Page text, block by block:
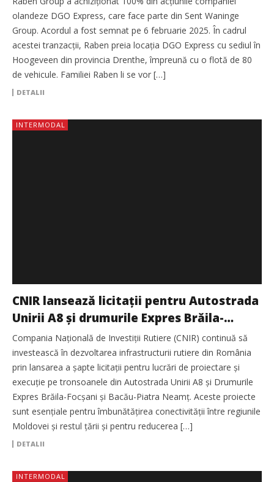
olandeze DGO Express, care face parte din Sent Waninge
Group. Acordul a fost semnat pe 6 februarie 2025. În cadrul
acestei tranzacții, Raben preia locația DGO Express cu sediul în
Hoogeveen din provincia Drenthe, împreună cu o flotă de 80
de vehicule. Familiei Raben li se vor […]
DETALII
INTERMODAL
CNIR lansează licitații pentru Autostrada
Unirii A8 și drumurile Expres Brăila-
Focșani și Bacău-Piatra Neamț
Compania Națională de Investiții Rutiere (CNIR) continuă să
investească în dezvoltarea infrastructurii rutiere din România
prin lansarea a șapte licitații pentru lucrări de proiectare și
execuție pe tronsoanele din Autostrada Unirii A8 și Drumurile
Expres Brăila-Focșani și Bacău-Piatra Neamț. Aceste proiecte
sunt esențiale pentru îmbunătățirea conectivității între regiunile
Moldovei și restul țării și pentru reducerea […]
DETALII
INTERMODAL